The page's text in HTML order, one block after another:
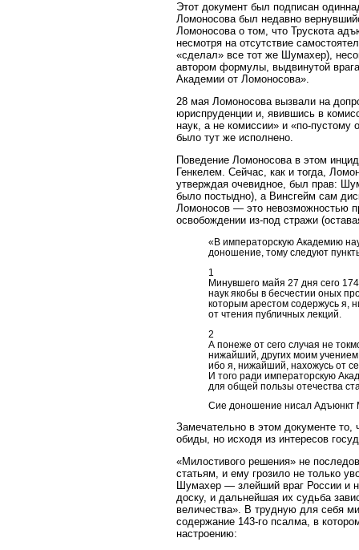
Этот документ был подписан
Ломоносова был недавно
Ломоносова о том, что Трускота
несмотря на отсутствие
«сделал» все тот же Шумахер),
автором формулы, выдвинутой
Академии от Ломоносова».
28 мая Ломоносова вызвали на
юриспруденции и, явившись в
наук, а не комиссии» и «по-пустому
было тут же исполнено.
Поведение Ломоносова в этом
Генкелем. Сейчас, как и тогда,
утверждая очевидное, был прав:
было постыдно), а Винсгейм сам
Ломоносов — это невозможностью
освобождении из-под стражи
«В императорскую Академию
доношение, тому следуют
1
Минувшего майя 27 дня сего
наук якобы в бесчестии оных
которым арестом содержусь я,
от чтения публичных лекций.
2
А понеже от сего случая не
нижайший, других моим учением
ибо я, нижайший, нахожусь от
И того ради императорскую
для общей пользы отечества
Сие доношение нисал Адъюнкт
Замечательно в этом документе то,
обиды, но исходя из интересов
«Милостивого решения» не
статьям, и ему грозило не только
Шумахер — злейший враг России и
доску, и дальнейшая их судьба
величества». В трудную для себя
содержание 143-го псалма, в
настроению: